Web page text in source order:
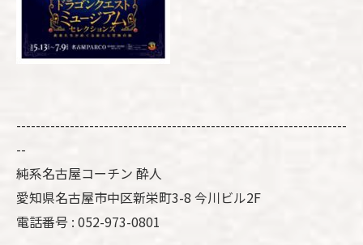
--------------------------------------------------------------------
--
純系名古屋コーチン 酔人
愛知県名古屋市中区新栄町3-8 今川ビル2F
電話番号 : 052-973-0801